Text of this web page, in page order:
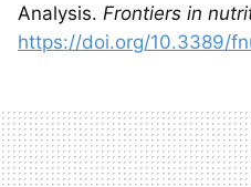
Analysis. Frontiers in
https://doi.org/10.3389/